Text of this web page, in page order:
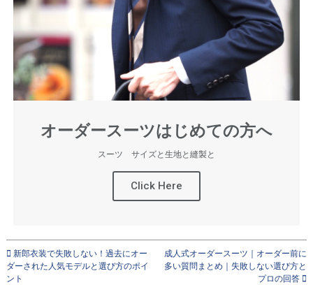
オーダースーツはじめての方へ
スーツ サイズと生地と縫製と
Click Here
新郎衣装で失敗しない！過去にオー
ダーされた人気モデルと選び方のポイ
ント
成人式オーダースーツ｜オーダー前に
多い質問まとめ｜失敗しない選び方と
プロの回答